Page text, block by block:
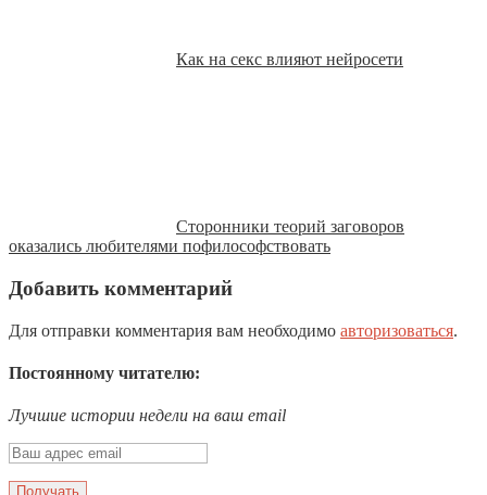
Как на секс влияют нейросети
Сторонники теорий заговоров
оказались любителями пофилософствовать
Добавить комментарий
Для отправки комментария вам необходимо авторизоваться.
Постоянному читателю:
Лучшие истории недели на ваш email